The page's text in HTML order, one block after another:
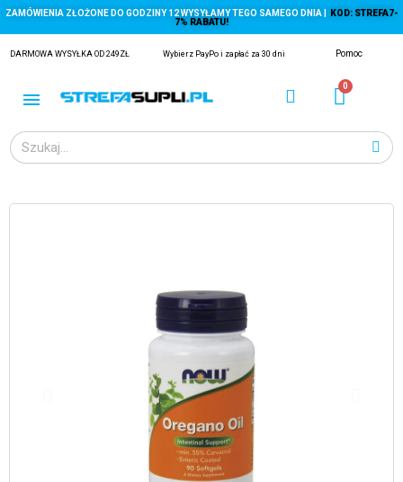
ZAMÓWIENIA ZŁOŻONE DO GODZINY 12 WYSYŁAMY TEGO SAMEGO DNIA |
KOD: STREFA7-
7% RABATU!
DARMOWA WYSYŁKA OD 249ZŁ Wybierz PayPo i zapłać za 30 dni Pomoc